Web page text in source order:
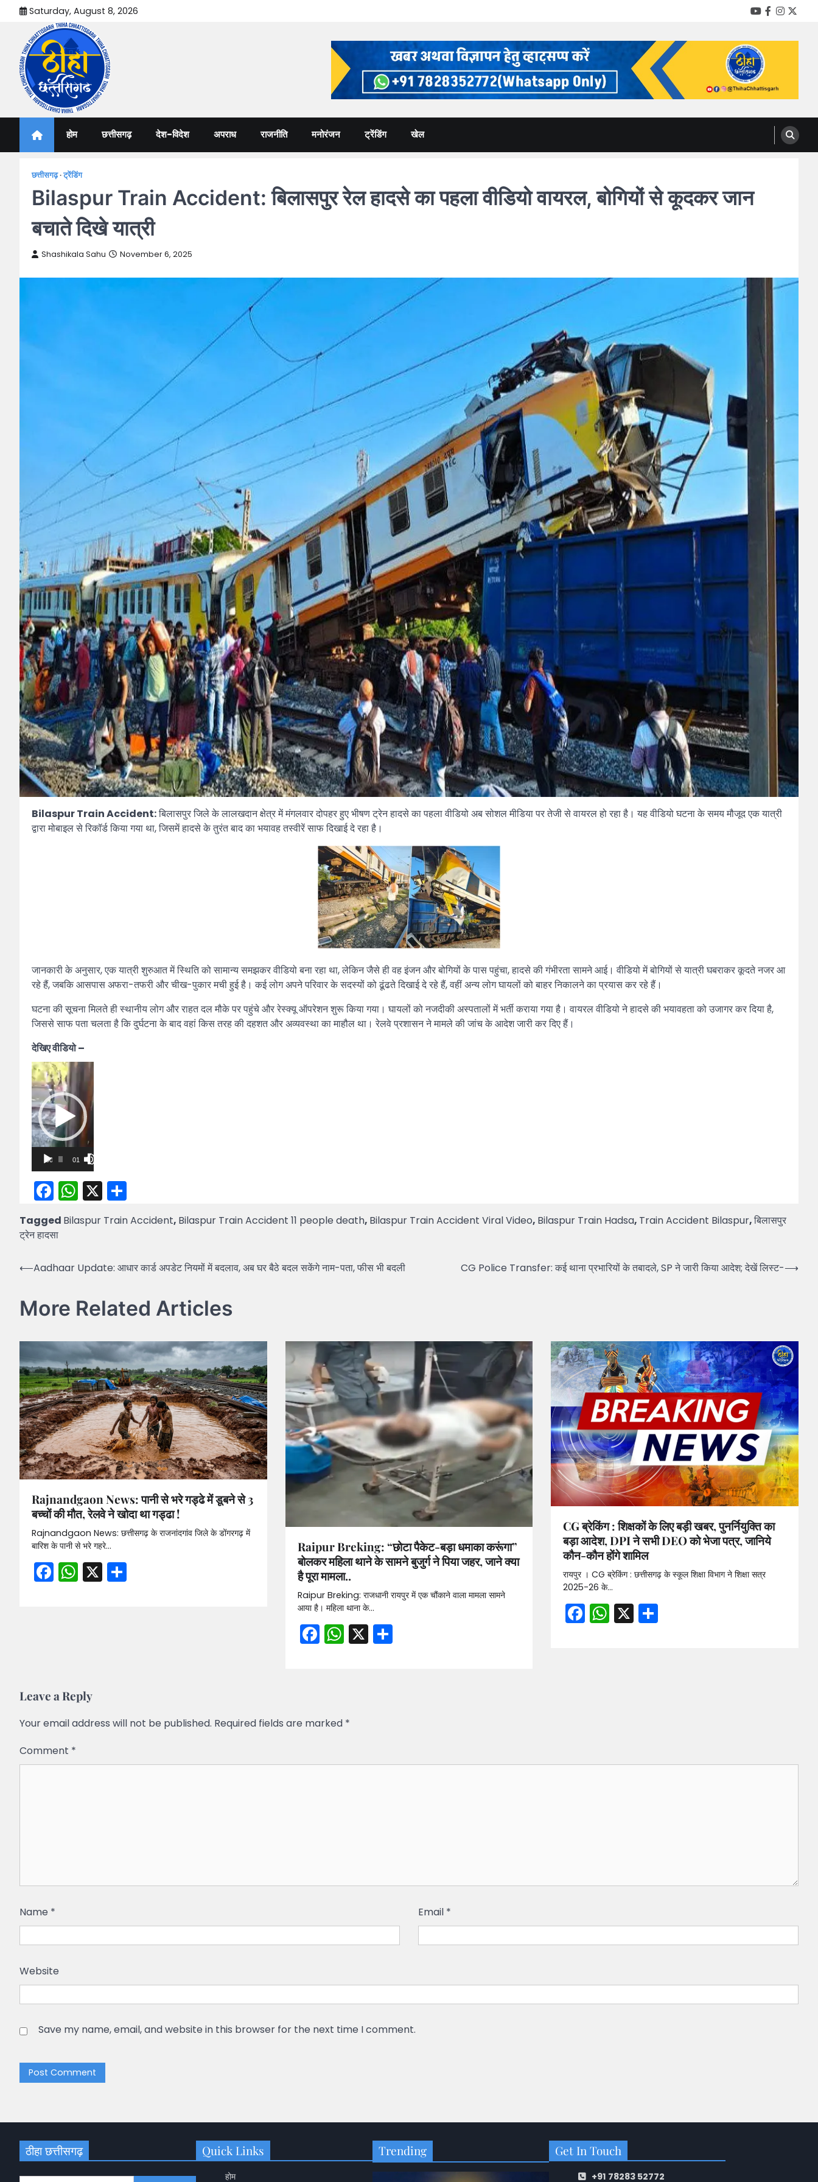
content
Saturday, August 8, 2026 YouTube
Facebook
Thiha Chhattisgarh
होम छत्तीसगढ़ देश-विदेश अपराध राजनीति मनोरंजन ट्रेंडिंग खेल
छत्तीसगढ़ ट्रेंडिंग
Bilaspur Train Accident: बिलासपुर रेल हादसे का पहला वीडियो वायरल, बोगियों से कूदकर जान
बचाते दिखे यात्री
Shashikala Sahu November 6, 2025
Bilaspur Train Accident:बिलासपुर जिले के लालखदान क्षेत्र में मंगलवार दोपहर हुए भीषण ट्रेन हादसे का पहला वीडियो अब सोशल मीडिया पर तेजी से वायरल हो रहा है। यह वीडियो घटना के समय मौजूद एक यात्री
द्वारा मोबाइल से रिकॉर्ड किया गया था, जिसमें हादसे के तुरंत बाद का भयावह तस्वीरें साफ दिखाई दे रहा है।
जानकारी के अनुसार, एक यात्री शुरुआत में स्थिति को सामान्य समझकर वीडियो बना रहा था, लेकिन जैसे ही वह इंजन और बोगियों के पास पहुंचा, हादसे की गंभीरता सामने आई। वीडियो में बोगियों से यात्री घबराकर कूदते नजर आ
रहे हैं, जबकि आसपास अफरा-तफरी और चीख-पुकार मची हुई है। कई लोग अपने परिवार के सदस्यों को ढूंढते दिखाई दे रहे हैं, वहीं अन्य लोग घायलों को बाहर निकालने का प्रयास कर रहे हैं।
घटना की सूचना मिलते ही स्थानीय लोग और राहत दल मौके पर पहुंचे और रेस्क्यू ऑपरेशन शुरू किया गया। घायलों को नजदीकी अस्पतालों में भर्ती कराया गया है। वायरल वीडियो ने हादसे की भयावहता को उजागर कर दिया है,
जिससे साफ पता चलता है कि दुर्घटना के बाद वहां किस तरह की दहशत और अव्यवस्था का माहौल था। रेलवे प्रशासन ने मामले की जांच के आदेश जारी कर दिए हैं।
देखिए वीडियो –
Video
Player
00:00 01:49
Facebook
WhatsApp
X
Tagged Bilaspur Train Accident, Bilaspur Train Accident 11 people death, Bilaspur Train Accident Viral Video, Bilaspur Train Hadsa, Train Accident Bilaspur,बिलासपुर
ट्रेन हादसा
Post
⟵Aadhaar Update: आधार कार्ड अपडेट नियमों में बदलाव, अब घर बैठे बदल सकेंगे नाम-पता, फीस भी बदली CG Police Transfer: कई थाना प्रभारियों के तबादले, SP ने जारी किया आदेश; देखें लिस्ट-⟶
More Related Articles
Rajnandgaon News: पानी से भरे गड्ढे में डूबने से 3
बच्चों की मौत, रेलवे ने खोदा था गड्ढा !
Rajnandgaon News: छत्तीसगढ़ के राजनांदगांव जिले के डोंगरगढ़ में
बारिश के पानी से भरे गहरे…
Facebook
WhatsApp
X
Raipur Breking: “छोटा पैकेट-बड़ा धमाका करूंगा”
बोलकर महिला थाने के सामने बुजुर्ग ने पिया जहर, जाने क्या
है पूरा मामला..
Raipur Breking: राजधानी रायपुर में एक चौंकाने वाला मामला सामने
आया है। महिला थाना के…
Facebook
WhatsApp
X Share
CG ब्रेकिंग : शिक्षकों के लिए बड़ी खबर, पुनर्नियुक्ति का
बड़ा आदेश, DPI ने सभी DEO को भेजा पत्र, जानिये
कौन-कौन होंगे शामिल
रायपुर । CG ब्रेकिंग : छत्तीसगढ़ के स्कूल शिक्षा विभाग ने शिक्षा सत्र
2025-26 के…
Facebook
WhatsApp
X
Leave a Reply
Your email address will not be published. Required fields are marked *
Comment *
Name * Email *
Website
Save my name, email, and website in this browser for the next time I comment.
ठीहा छत्तीसगढ़ Quick Links
होम
Trending Get In Touch
+91 78283 52772